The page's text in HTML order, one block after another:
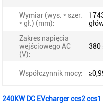
Wymiar (wys. * szer.
* gł.) (mm):
Zakres napięcia
wejściowego AC
(V):
380
Współczynnik mocy:
240KW DC EVcharger ccs2